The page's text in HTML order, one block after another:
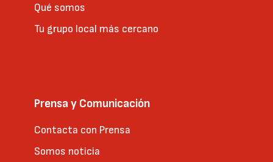
Qué somos
Tu grupo local más cercano
Prensa y Comunicación
Contacta con Prensa
Somos noticia